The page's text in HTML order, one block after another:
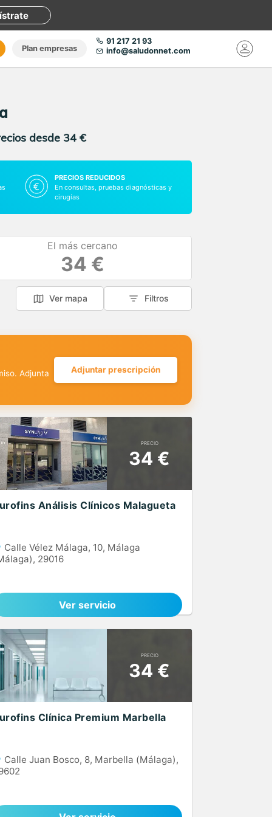
Plan empresas
91 217 21 93
info@saludonnet.com
desde 34 €
PRECIOS REDUCIDOS
En consultas, pruebas diagnósticas y
cirugías
El más cercano
34 €
Ver mapa Filtros
Adjunta
Adjuntar prescripción
PRECIO
34 €
Análisis Clínicos Malagueta
Calle Vélez Málaga, 10, Málaga
29016
Ver servicio
PRECIO
34 €
Clínica Premium Marbella
Calle Juan Bosco, 8, Marbella (Málaga),